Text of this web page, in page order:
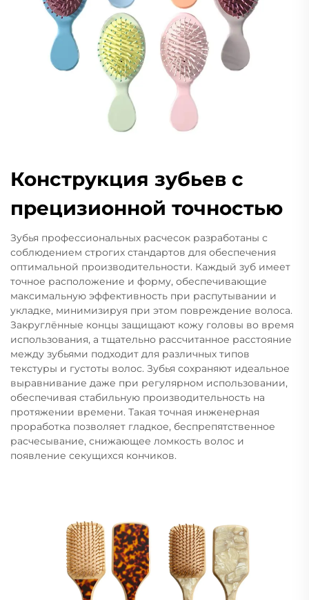
Конструкция зубьев с
прецизионной точностью
Зубья профессиональных расчесок разработаны с
соблюдением строгих стандартов для обеспечения
оптимальной производительности. Каждый зуб имеет
точное расположение и форму, обеспечивающие
максимальную эффективность при распутывании и
укладке, минимизируя при этом повреждение волоса.
Закруглённые концы защищают кожу головы во время
использования, а тщательно рассчитанное расстояние
между зубьями подходит для различных типов
текстуры и густоты волос. Зубья сохраняют идеальное
выравнивание даже при регулярном использовании,
обеспечивая стабильную производительность на
протяжении времени. Такая точная инженерная
проработка позволяет гладкое, беспрепятственное
расчесывание, снижающее ломкость волос и
появление секущихся кончиков.